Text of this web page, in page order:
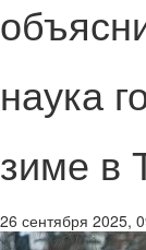
наука
зиме в
26 сентября 2025,